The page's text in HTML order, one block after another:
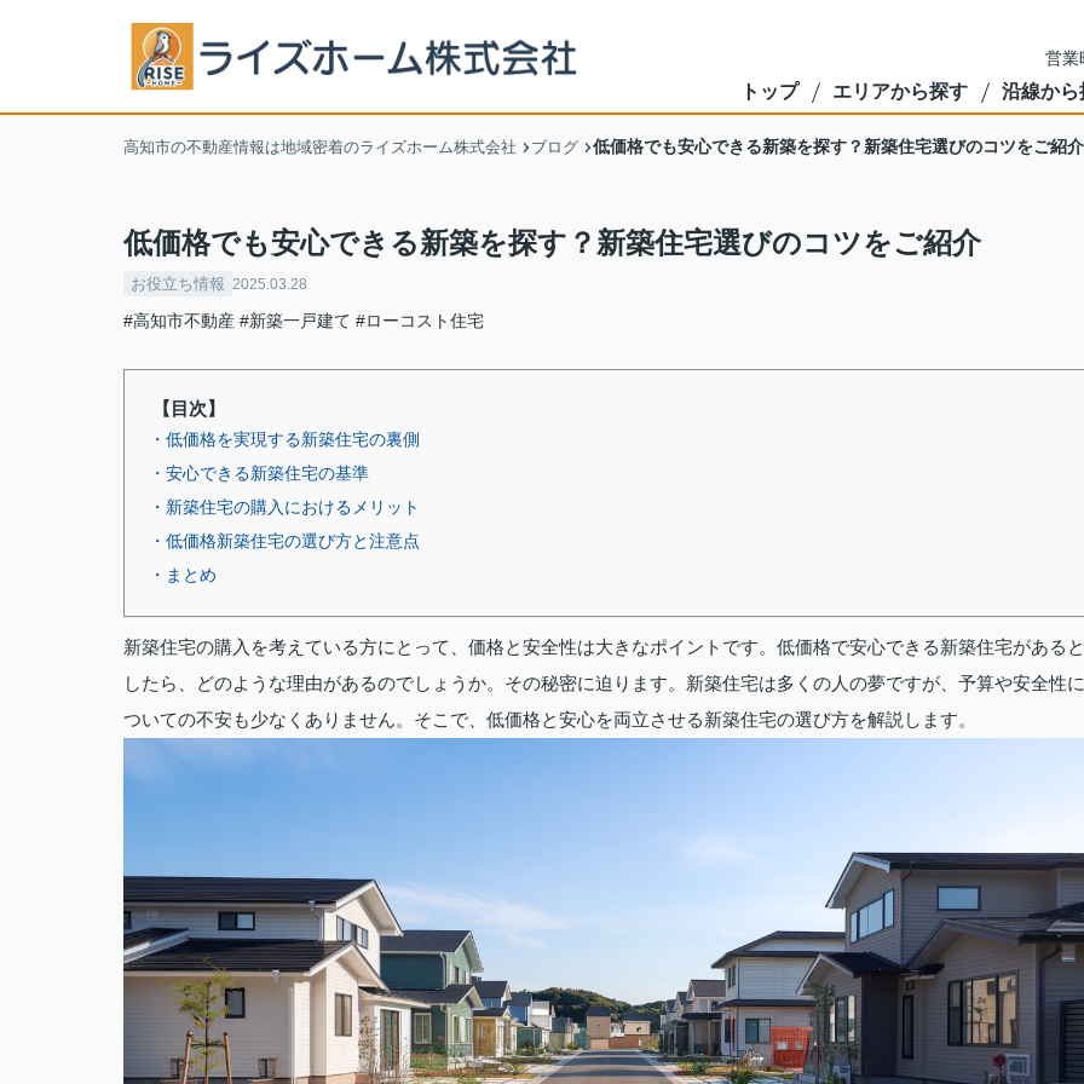
営
トップ エリアから探す 沿線から
高知市の不動産情報は地域密着のライズホーム株式会社 ブログ 低価格でも安心できる新築を探す？新築住宅選びのコツをご紹介
低価格でも安心できる新築を探す？新築住宅選びのコツをご紹介
お役立ち情報 2025.03.28
#高知市不動産 #新築一戸建て #ローコスト住宅
【目次】
・低価格を実現する新築住宅の裏側
・安心できる新築住宅の基準
・新築住宅の購入におけるメリット
・低価格新築住宅の選び方と注意点
・まとめ
新築住宅の購入を考えている方にとって、価格と安全性は大きなポイントです。低価格で安心できる新築住宅があると
したら、どのような理由があるのでしょうか。その秘密に迫ります。新築住宅は多くの人の夢ですが、予算や安全性に
ついての不安も少なくありません。そこで、低価格と安心を両立させる新築住宅の選び方を解説します。